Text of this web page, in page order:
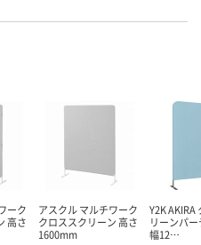
ーク
高さ
アスクル マルチワーク
クロススクリーン 高さ
1600mm
Y2K AKIRA
リーンパ
幅12…